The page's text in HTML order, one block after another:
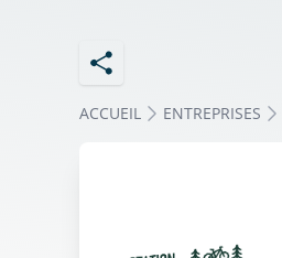
ACCUEIL ENTREPRISES